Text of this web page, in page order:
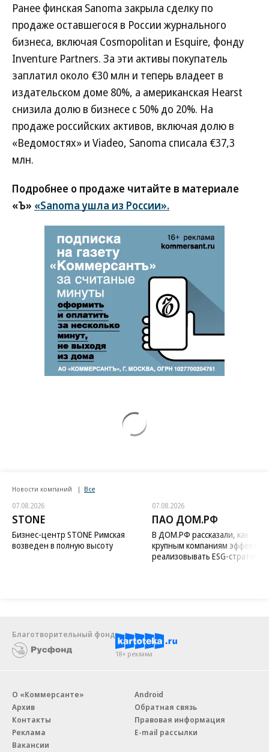
Ранее финская Sanoma закрыла сделку по
продаже оставшегося в России журнального
бизнеса, включая Cosmopolitan и Esquire, фонду
Inventure Partners. За эти активы покупатель
заплатил около €30 млн и теперь владеет в
издательском доме 80%, а американская Hearst
снизила долю в бизнесе с 50% до 20%. На
продаже российских активов, включая долю в
«Ведомостях» и Viadeo, Sanoma списала €37,3
млн.
Подробнее о продаже читайте в материале
«Ъ» «Sanoma ушла из России».
Новости компаний Все
07.08.2026
STONE
Бизнес-центр STONE Римская
возведен в полную высоту
07.08.2026
ПАО ДОМ.РФ
В ДОМ.РФ рассказали, как
крупным компаниям
реализовывать ESG-стратегию
Благотворительный фонд
18+ реклама
О «Коммерсанте»
Архив
Контакты
Реклама
Вакансии
Android
Обратная связь
Правовая информация
E-mail рассылки